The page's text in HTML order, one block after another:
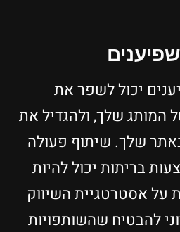
יכול לשפר את
המותג שלך, ולהגדיל את
שלך. שיתוף פעולה
בריתות יכול להיות
אסטרטגיית השיווק
להבטיח שהשותפויות